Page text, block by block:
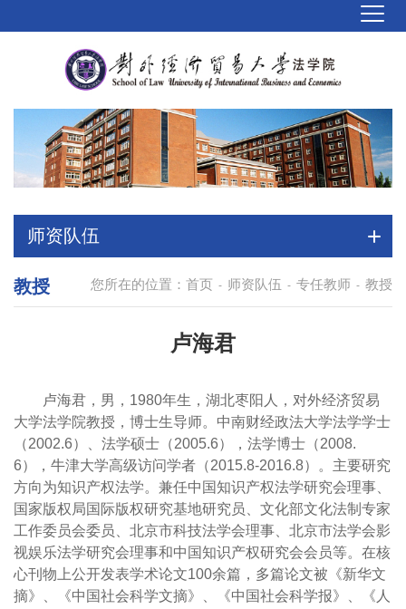
师资队伍
您所在的位置： 首页 - 师资队伍 - 专任教师 - 教授
教授
卢海君
卢海君，男，1980年生，湖北枣阳人，对外经济贸易
大学法学院教授，博士生导师。中南财经政法大学法学学士
（2002.6）、法学硕士（2005.6），法学博士（2008.
6），牛津大学高级访问学者（2015.8-2016.8）。主要研究
方向为知识产权法学。兼任中国知识产权法学研究会理事、
国家版权局国际版权研究基地研究员、文化部文化法制专家
工作委员会委员、北京市科技法学会理事、北京市法学会影
视娱乐法学研究会理事和中国知识产权研究会会员等。在核
心刊物上公开发表学术论文100余篇，多篇论文被《新华文
摘》、《中国社会科学文摘》、《中国社会科学报》、《人